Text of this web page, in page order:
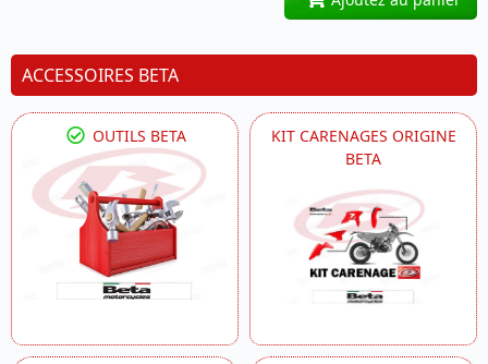
ACCESSOIRES BETA
OUTILS BETA
KIT CARENAGES ORIGINE
BETA